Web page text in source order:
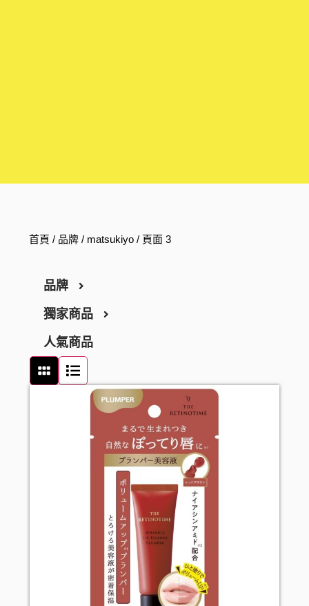
首頁 / 品牌 / matsukiyo / 頁面 3
品牌
ARGELAN
THE RETINOTIME
THE RETINOTIME WHITE
W/M AAA
RECiPEO
REPLICA NOTES
KNOWLEDGE
CONCRED
WASHBLACK
獨家商品
醫藥品
養生保健
營養補充
維他命
美肌保健
纖體塑身
運動營養補充
腸道健康
逆齡抗老
化妝品
彩妝
唇妝及護理
化妝工具及配件
洗顏潔面
面部護理
面膜
防曬
卸妝
日用品
家居用品
家居清潔
衛生用品
廚房用品
廚具清潔
浴室清潔
衣洗用品
零食及甜點
罐頭及乾貨
麵食及調味醬料
人氣商品